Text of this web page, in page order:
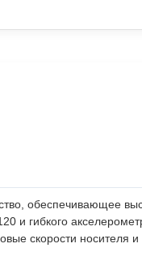
обеспечивающее
и гибкого
скорости носителя